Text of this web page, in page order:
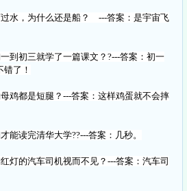
水，为什么还是船？ ---答案：是宇宙飞
到初三就学了一篇课文？?---答案：初一
了！
鸡都是短腿？---答案：这样鸡蛋就不会摔
能读完清华大学??---答案：几秒。
灯的汽车司机视而不见？---答案：汽车司